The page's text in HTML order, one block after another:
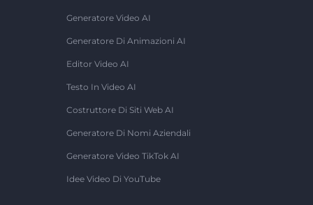
Generatore Video AI
Generatore Di Animazioni AI
Editor Video AI
Testo In Video AI
Costruttore Di Siti Web AI
Generatore Di Nomi Aziendali
Generatore Video TikTok AI
Idee Video Di YouTube